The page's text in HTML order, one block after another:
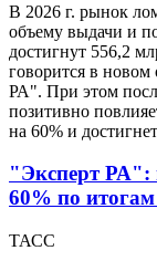
В 2026 г. рынок
объему выдачи и
достигнут 556,2
говорится в новом
РА". При этом
позитивно
на 60% и
"Эксперт РА":
60% по итогам
ТАСС